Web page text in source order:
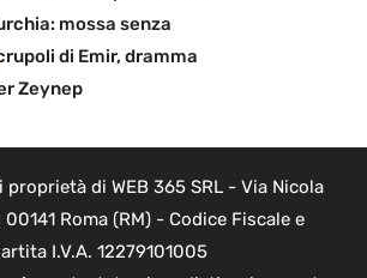
mossa senza
di Emir, dramma
Zeynep
di WEB 365 SRL - Via Nicola
00141 Roma (RM) - Codice Fiscale e
I.V.A. 12279101005